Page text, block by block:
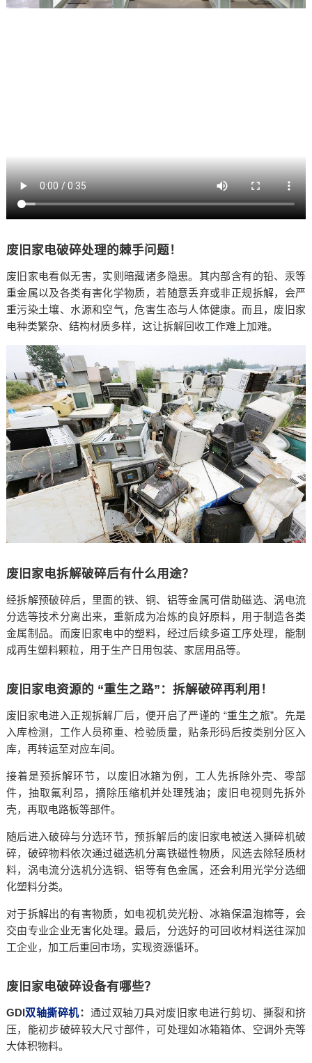
废旧家电破碎处理的棘手问题！
废旧家电看似无害，实则暗藏诸多隐患。其内部含有的铅、汞等
重金属以及各类有害化学物质，若随意丢弃或非正规拆解，会严
重污染土壤、水源和空气，危害生态与人体健康。而且，废旧家
电种类繁杂、结构材质多样，这让拆解回收工作难上加难。
废旧家电拆解破碎后有什么用途？
经拆解预破碎后，里面的铁、铜、铝等金属可借助磁选、涡电流
分选等技术分离出来，重新成为冶炼的良好原料，用于制造各类
金属制品。而废旧家电中的塑料，经过后续多道工序处理，能制
成再生塑料颗粒，用于生产日用包装、家居用品等。
废旧家电资源的 “重生之路”：拆解破碎再利用！
废旧家电进入正规拆解厂后，便开启了严谨的 “重生之旅”。先是
入库检测，工作人员称重、检验质量，贴条形码后按类别分区入
库，再转运至对应车间。
接着是预拆解环节，以废旧冰箱为例，工人先拆除外壳、零部
件，抽取氟利昂，摘除压缩机并处理残油；废旧电视则先拆外
壳，再取电路板等部件。
随后进入破碎与分选环节，预拆解后的废旧家电被送入撕碎机破
碎，破碎物料依次通过磁选机分离铁磁性物质，风选去除轻质材
料，涡电流分选机分选铜、铝等有色金属，还会利用光学分选细
化塑料分类。
对于拆解出的有害物质，如电视机荧光粉、冰箱保温泡棉等，会
交由专业企业无害化处理。最后，分选好的可回收材料送往深加
工企业，加工后重回市场，实现资源循环。
废旧家电破碎设备有哪些？
GDI双轴撕碎机： 通过双轴刀具对废旧家电进行剪切、撕裂和挤
压，能初步破碎较大尺寸部件，可处理如冰箱箱体、空调外壳等
大体积物料。